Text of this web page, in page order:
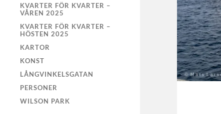
KVARTER FÖR KVARTER –
VÅREN 2025
KVARTER FÖR KVARTER –
HÖSTEN 2025
KARTOR
KONST
LÅNGVINKELSGATAN
PERSONER
WILSON PARK